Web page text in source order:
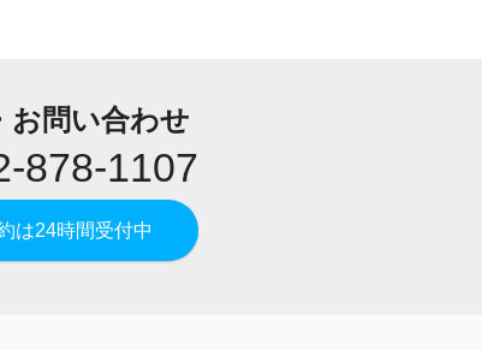
お問い合わせ
878-1107
は24時間受付中